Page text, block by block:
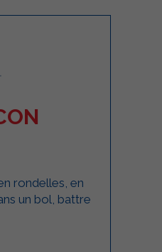
rondelles, en
un bol, battre